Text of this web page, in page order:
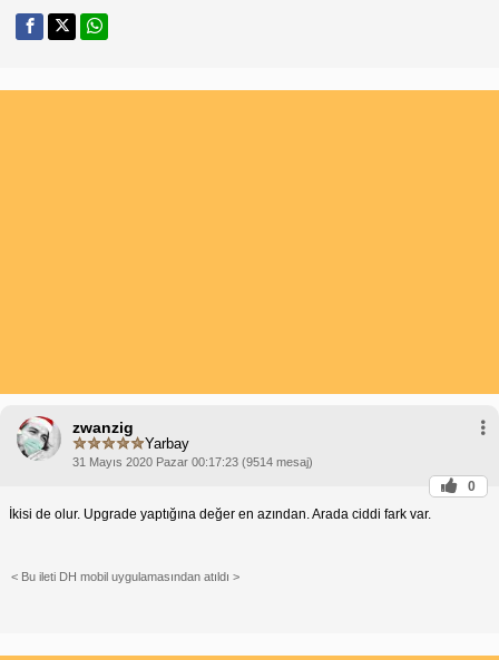
zwanzig
Yarbay
31 Mayıs 2020 Pazar 00:17:23 (9514 mesaj)
0
İkisi de olur. Upgrade yaptığına değer en azından. Arada ciddi fark var.
< Bu ileti DH mobil uygulamasından atıldı >